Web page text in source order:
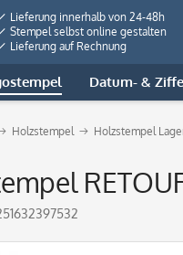
Lieferung innerhalb von 24-48h
Stempel selbst online gestalten
Lieferung auf Rechnung
Datum- &
Holzstempel Holzstempel